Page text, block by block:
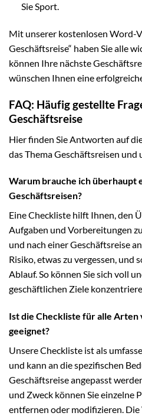
Sie Sport.
Mit unserer kostenlosen Word-
Geschäftsreise“ haben Sie alle
können Ihre nächste
wünschen Ihnen eine
FAQ: Häufig gestellte
Geschäftsreise
Hier finden Sie Antworten auf
das Thema Geschäftsreisen und
Warum brauche ich überhaupt
Geschäftsreisen?
Eine Checkliste hilft Ihnen, den
Aufgaben und Vorbereitungen
und nach einer Geschäftsreise
Risiko, etwas zu vergessen, und
Ablauf. So können Sie sich voll
geschäftlichen Ziele
Ist die Checkliste für alle Arten
geeignet?
Unsere Checkliste ist als
und kann an die spezifischen
Geschäftsreise angepasst
und Zweck können Sie einzelne
entfernen oder modifizieren.